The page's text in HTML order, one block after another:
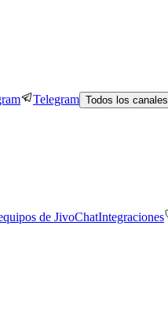
Telegram Todos los canales
de JivoChatIntegraciones